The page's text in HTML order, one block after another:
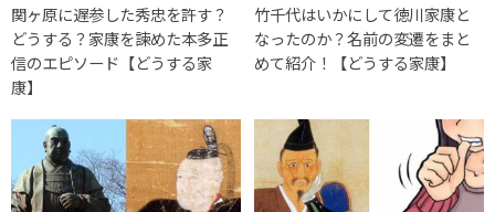
関ヶ原に遅参した秀忠を許す？
どうする？家康を諫めた本多正
信のエピソード【どうする家
康】
竹千代はいかにして徳川家康と
なったのか？名前の変遷をまと
めて紹介！【どうする家康】